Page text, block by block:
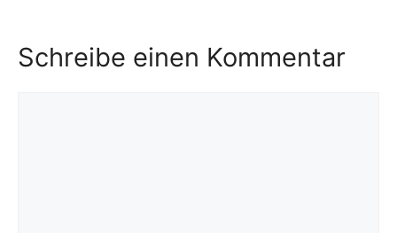
Schreibe einen Kommentar